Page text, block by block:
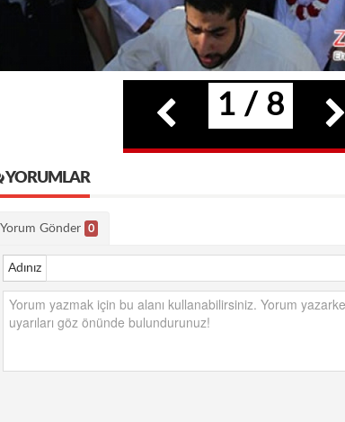
1 / 8
YORUMLAR
Yorum Gönder 0
Adınız